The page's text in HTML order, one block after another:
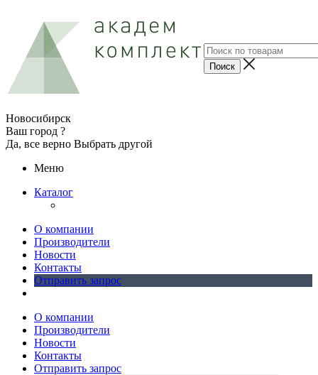
Новосибирск
Ваш город ?
Да, все верно Выбрать другой
Меню
Каталог
О компании
Производители
Новости
Контакты
Отправить запрос
О компании
Производители
Новости
Контакты
Отправить запрос